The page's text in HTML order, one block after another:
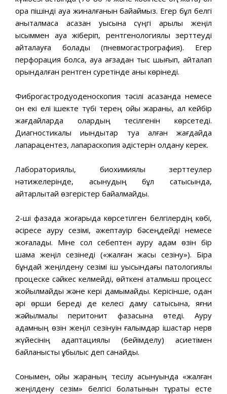
орақ пішінді ауа жиналғанын байқаймыз. Егер бұл белгі
анықталмаса асқазан қуысына сүңгі арқылы жеңіл
қысыммен ауа жіберіп, рентгенологиялық зерттеуді
қайталауға болады (пневмогастрография). Егер
перфорация болса, ауа ағзадан тыс шығып, қайталап
орындалған рентген суретінде анық көрінеді.
Фиброгастродуоденоскопия тәсілі асқазанда немесе
он екі елі ішекте түбі терең ойық жараны, ал кейбір
жағдайларда олардың тесілгенін көрсетеді.
Диагностикалық қиындықтар туа қалған жағдайда
лапарацентез, лапараскопия әдістерін қолдану керек.
Лабораториялық, биохимиялық зерттеулер
нәтижелерінде, асқынудың бұл сатысында,
айтарлықтай өзгерістер байқалмайды.
2-ші фазада жоғарыда көрсетілген белгілердің көбі,
әсіресе ауру сезімі, әжептауір бәсеңдейді немесе
жоғалады. Міне сол себептен ауру адам өзін бір
шама жеңіл сезінеді («жалған жақсы сезіну»). Бірақ
бұндай жеңілдену сезімі іш қуысындағы патологиялық
процеске сәйкес келмейді, өйткені аталмыш процесс
жойылмайды және кері дамымайды. Керісінше, одан
әрі өрши береді де келесі даму сатысына, яғни
жәйылмалы перитонит фазасына өтеді. Ауру
адамның өзін жеңіл сезінуін ғалымдар ішастар нерв
жүйесінің адаптациялық (бейімделу) қасиетімен
байланысты құбылыс деп санайды.
Сонымен, ойық жараның тесілу асқынуында «жалған
жеңілдену сезім» белгісі болатынын тұрақты есте